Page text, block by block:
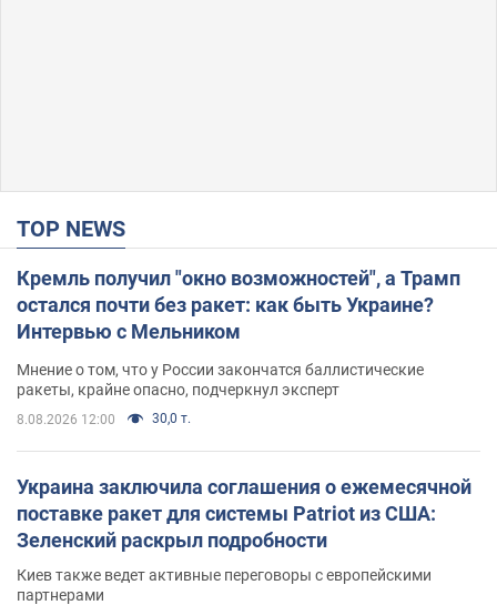
TOP NEWS
Кремль получил "окно возможностей", а Трамп
остался почти без ракет: как быть Украине?
Интервью с Мельником
Мнение о том, что у России закончатся баллистические
ракеты, крайне опасно, подчеркнул эксперт
8.08.2026 12:00 30,0 т.
Украина заключила соглашения о ежемесячной
поставке ракет для системы Patriot из США:
Зеленский раскрыл подробности
Киев также ведет активные переговоры с европейскими
партнерами